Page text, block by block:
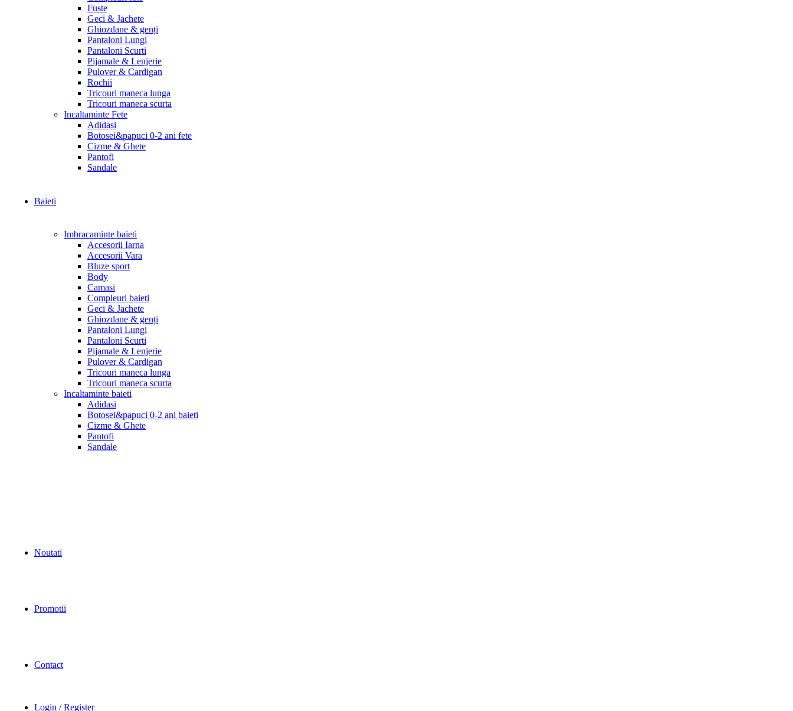
Fuste
Geci & Jachete
Ghiozdane & genți
Pantaloni Lungi
Pantaloni Scurti
Pijamale & Lenjerie
Pulover & Cardigan
Rochii
Tricouri maneca lunga
Tricouri maneca scurta
Incaltaminte Fete
Adidasi
Botosei&papuci 0-2 ani fete
Cizme & Ghete
Pantofi
Sandale
Baieti
Imbracaminte baieti
Accesorii Iarna
Accesorii Vara
Bluze sport
Body
Camasi
Compleuri baieti
Geci & Jachete
Ghiozdane & genți
Pantaloni Lungi
Pantaloni Scurti
Pijamale & Lenjerie
Pulover & Cardigan
Tricouri maneca lunga
Tricouri maneca scurta
Incaltaminte baieti
Adidasi
Botosei&papuci 0-2 ani baieti
Cizme & Ghete
Pantofi
Sandale
Noutati
Promotii
Contact
Login / Register